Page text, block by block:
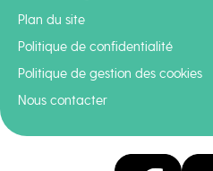
Plan du site
Politique de confidentialité
Politique de gestion des cookies
Nous contacter